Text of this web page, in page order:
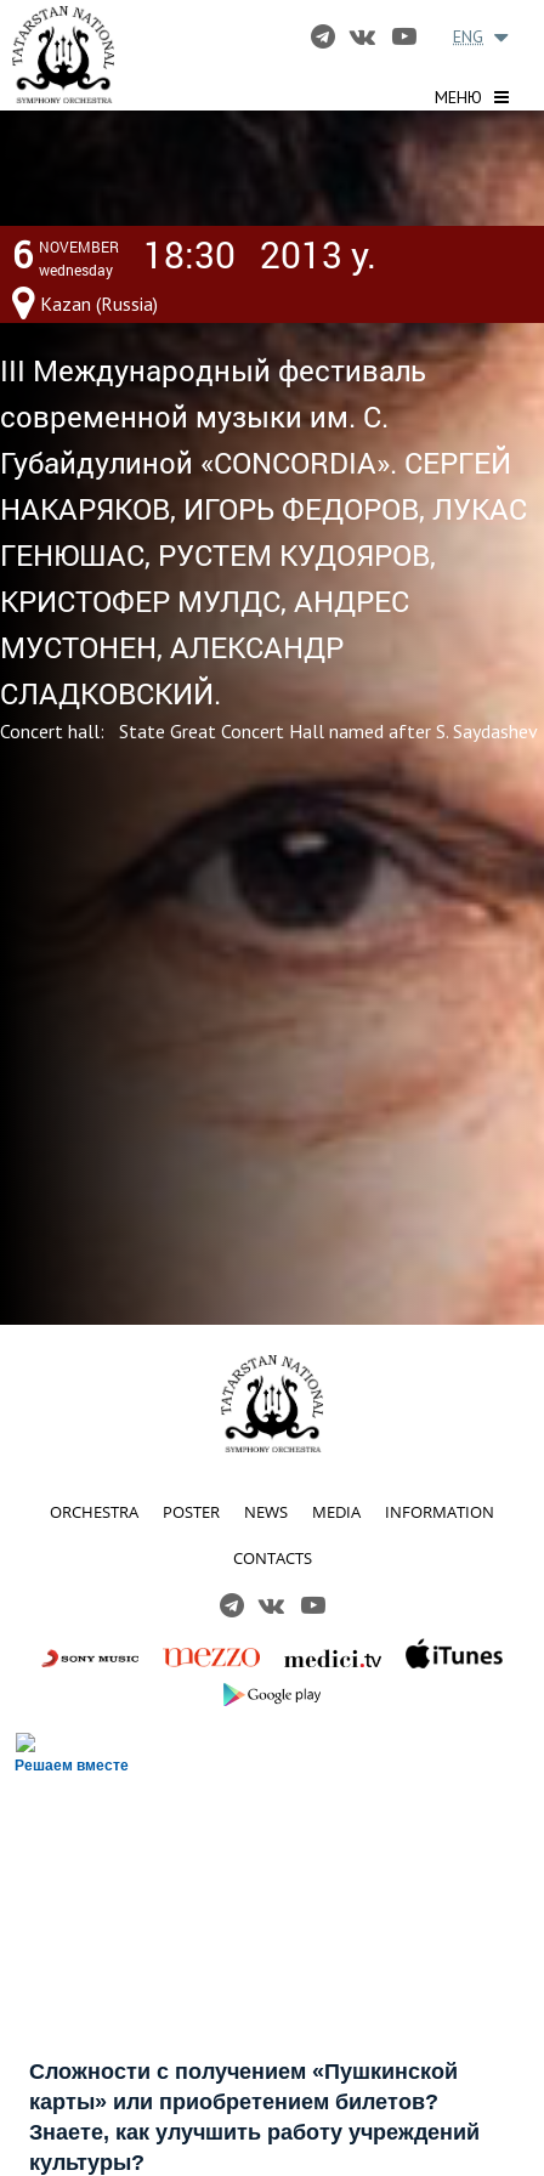
МЕНЮ
ENG
6 NOVEMBER
wednesday
18:30 2013 y.
Kazan (Russia)
III Международный фестиваль
современной музыки им. С.
Губайдулиной «CONCORDIA». СЕРГЕЙ
НАКАРЯКОВ, ИГОРЬ ФЕДОРОВ, ЛУКАС
ГЕНЮШАС, РУСТЕМ КУДОЯРОВ,
КРИСТОФЕР МУЛДС, АНДРЕС
МУСТОНЕН, АЛЕКСАНДР
СЛАДКОВСКИЙ.
Concert hall: State Great Concert Hall named after S. Saydashev
ORCHESTRA POSTER NEWS MEDIA INFORMATION
CONTACTS
Решаем вместе
Сложности с получением «Пушкинской
карты» или приобретением билетов?
Знаете, как улучшить работу учреждений
культуры?